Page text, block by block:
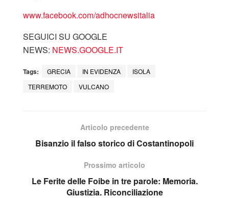
www.facebook.com/adhocnewsitalia
SEGUICI SU GOOGLE
NEWS: NEWS.GOOGLE.IT
Tags: GRECIA IN EVIDENZA
ISOLA
TERREMOTO
VULCANO
Articolo precedente
Bisanzio il falso storico di Costantinopoli
Prossimo articolo
Le Ferite delle Foibe in tre parole: Memoria.
Giustizia. Riconciliazione